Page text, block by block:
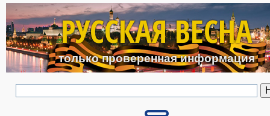
Перейти к основному
РУССКАЯ ВЕСНА
только проверенная информация